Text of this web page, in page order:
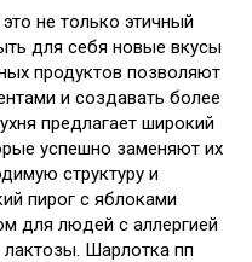
не только этичный
для себя новые вкусы
продуктов позволяют
и создавать более
предлагает широкий
успешно заменяют их
структуру и
пирог с яблоками
для людей с аллергией
Шарлотка пп